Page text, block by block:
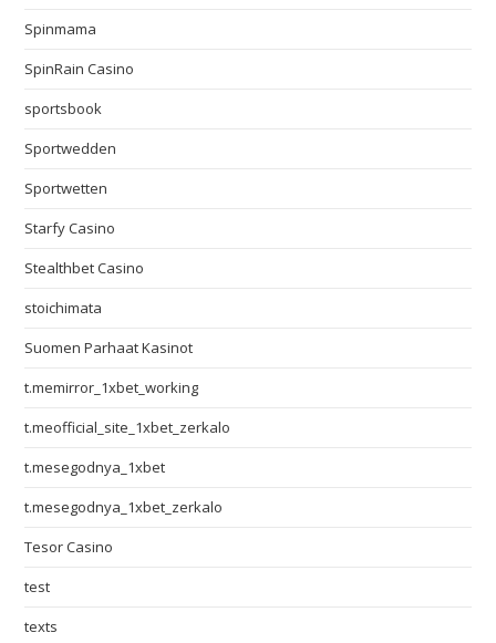
Spinmama
SpinRain Casino
sportsbook
Sportwedden
Sportwetten
Starfy Casino
Stealthbet Casino
stoichimata
Suomen Parhaat Kasinot
t.memirror_1xbet_working
t.meofficial_site_1xbet_zerkalo
t.mesegodnya_1xbet
t.mesegodnya_1xbet_zerkalo
Tesor Casino
test
texts